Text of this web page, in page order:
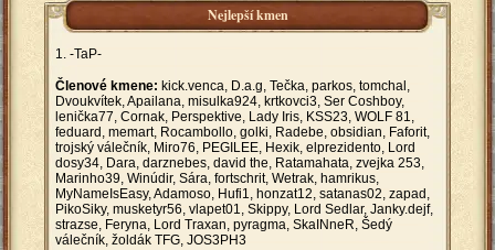
Nejlepší kmen
-TaP-
Členové kmene: kick.venca, D.a.g, Tečka, parkos, tomchal,
Dvoukvítek, Apailana, misulka924, krtkovci3, Ser Coshboy,
lenička77, Cornak, Perspektive, Lady Iris, KSS23, WOLF 81,
feduard, memart, Rocambollo, golki, Radebe, obsidian, Faforit,
trojský válečník, Miro76, PEGILEE, Hexik, elprezidento, Lord
dosy34, Dara, darznebes, david the, Ratamahata, zvejka 253,
Marinho39, Winúdir, Sára, fortschrit, Wetrak, hamrikus,
MyNameIsEasy, Adamoso, Hufi1, honzat12, satanas02, zapad,
PikoSiky, musketyr56, vlapet01, Skippy, Lord Sedlar, Janky.dejf,
strazse, Feryna, Lord Traxan, pyragma, SkaINneR, Šedý
válečník, žoldák TFG, JOS3PH3